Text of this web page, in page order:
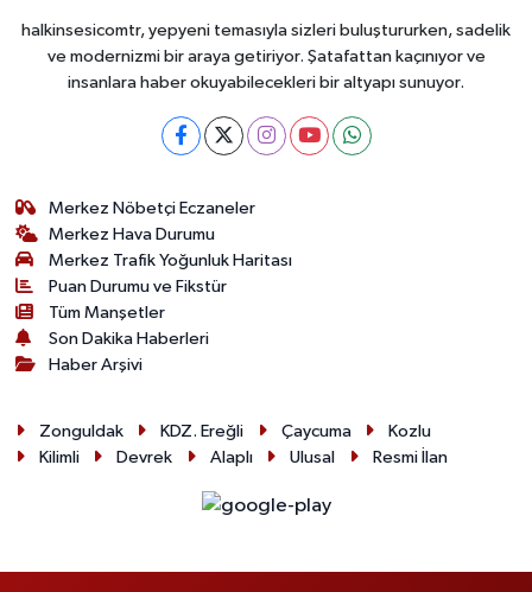
halkinsesicomtr, yepyeni temasıyla sizleri buluştururken, sadelik
ve modernizmi bir araya getiriyor. Şatafattan kaçınıyor ve
insanlara haber okuyabilecekleri bir altyapı sunuyor.
Merkez Nöbetçi Eczaneler
Merkez Hava Durumu
Merkez Trafik Yoğunluk Haritası
Puan Durumu ve Fikstür
Tüm Manşetler
Son Dakika Haberleri
Haber Arşivi
Zonguldak KDZ. Ereğli Çaycuma
Kozlu
Kilimli
Devrek Alaplı Ulusal Resmi İlan